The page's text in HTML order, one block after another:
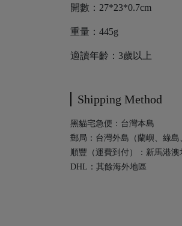
開數：27*23*0.7cm
重量：445g
適讀年齡：3歲以上
Shipping Method
黑貓宅急便：台灣本島
郵局：台灣外島（蘭嶼、綠島
順豐（運費到付）：新馬港澳
DHL：其餘海外地區